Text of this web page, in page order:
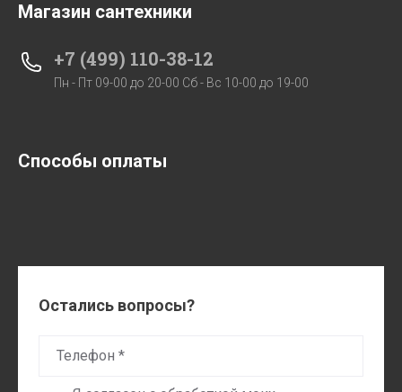
Магазин сантехники
+7 (499) 110-38-12
Пн - Пт 09-00 до 20-00 Сб - Вс 10-00 до 19-00
Способы оплаты
Остались вопросы?